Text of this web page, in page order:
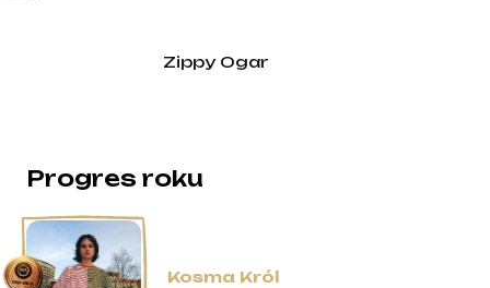
Zippy Ogar
Progres roku
Kosma Król